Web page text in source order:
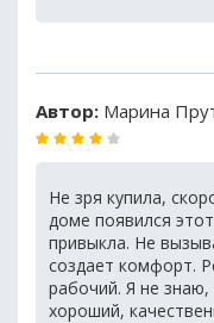
Автор: Марина
Не зря купила,
доме появился
привыкла. Не
создает комфорт.
рабочий. Я не
хороший,